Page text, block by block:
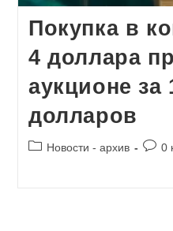
Покупка в
4 доллара
аукционе за
долларов
Рубрика
Новости - архив 0